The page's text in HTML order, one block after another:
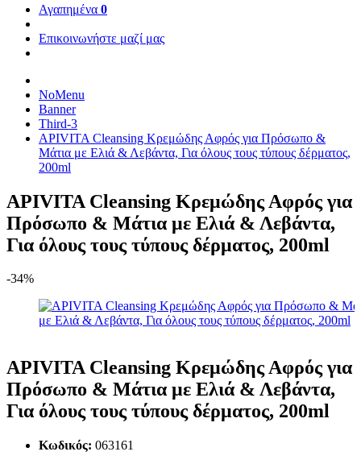
Αγαπημένα 0
Επικοινωνήστε μαζί μας
NoMenu
Banner
Third-3
APIVITA Cleansing Κρεμώδης Αφρός για Πρόσωπο &
Μάτια με Ελιά & Λεβάντα, Για όλους τους τύπους δέρματος,
200ml
APIVITA Cleansing Κρεμώδης Αφρός για
Πρόσωπο & Μάτια με Ελιά & Λεβάντα,
Για όλους τους τύπους δέρματος, 200ml
-34%
APIVITA Cleansing Κρεμώδης Αφρός για
Πρόσωπο & Μάτια με Ελιά & Λεβάντα,
Για όλους τους τύπους δέρματος, 200ml
Κωδικός: 063161